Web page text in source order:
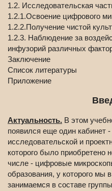
1.2. Исследовательская
1.2.1.Освоение цифрового
1.2.2.Получение чистой
1.2.3. Наблюдение за
инфузорий различных
Заключение
Список литературы
Приложение
Актуальность. В этом
появился еще один кабинет
исследовательской и
которого было приобретено
числе - цифровые
образования, у которого мы
занимаемся в составе